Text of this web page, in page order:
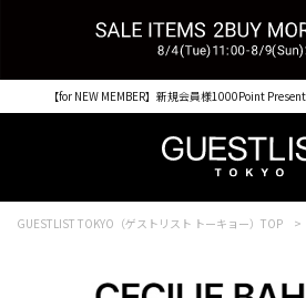
【for NEW MEMBER】新規会員様1000Point
GUESTLIST TOKYO（ゲストリスト トーキョー）TOP